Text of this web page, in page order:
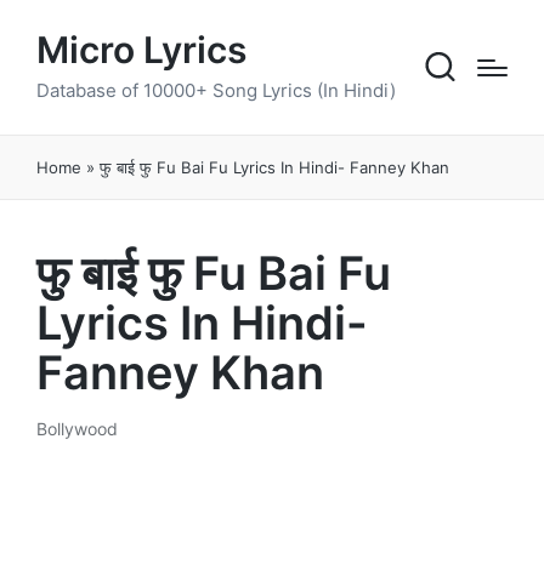
Micro Lyrics
Database of 10000+ Song Lyrics (In Hindi)
Home »फु बाई फु Fu Bai Fu Lyrics In Hindi- Fanney Khan
फु बाई फु Fu Bai Fu
Lyrics In Hindi-
Fanney Khan
Posted
Bollywood